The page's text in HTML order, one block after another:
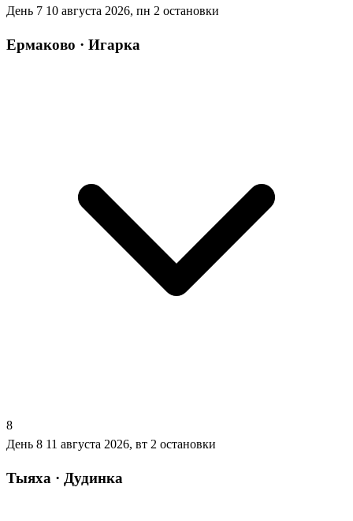
День 7 10 августа 2026, пн 2 остановки
Ермаково · Игарка
8
День 8 11 августа 2026, вт 2 остановки
Тыяха · Дудинка